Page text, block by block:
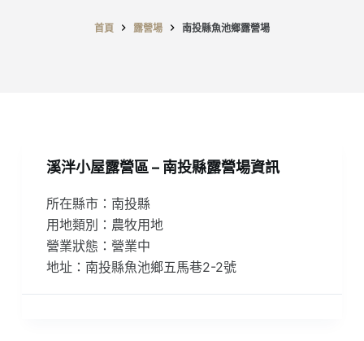
首頁 露營場 南投縣魚池鄉露營場
溪泮小屋露營區 – 南投縣露營場資訊
所在縣市：南投縣
用地類別：農牧用地
營業狀態：營業中
地址：南投縣魚池鄉五馬巷2-2號